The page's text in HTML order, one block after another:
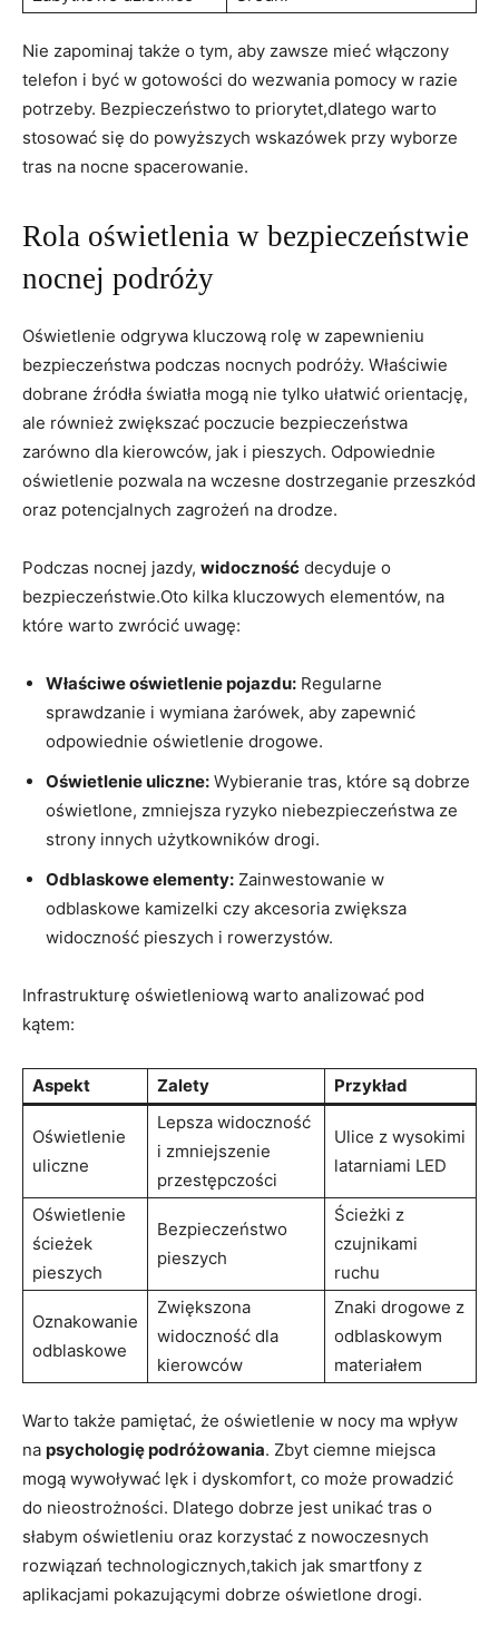
Nie zapominaj ⁢także o tym, aby zawsze mieć włączony
telefon i być w gotowości do wezwania pomocy w razie
potrzeby. Bezpieczeństwo to priorytet,dlatego warto
stosować się ⁢do powyższych wskazówek przy wyborze
tras‌ na nocne spacerowanie.
Rola oświetlenia w bezpieczeństwie
nocnej podróży
Oświetlenie odgrywa kluczową rolę w zapewnieniu
bezpieczeństwa podczas nocnych podróży. Właściwie‍
dobrane źródła światła mogą nie tylko ułatwić orientację,
ale również zwiększać poczucie bezpieczeństwa
zarówno dla kierowców, jak i pieszych. Odpowiednie
oświetlenie pozwala na wczesne dostrzeganie przeszkód
oraz potencjalnych‍ zagrożeń na drodze.
Podczas nocnej jazdy, widoczność decyduje o
bezpieczeństwie.Oto kilka ⁢kluczowych elementów, na
które warto‌ zwrócić uwagę:
Właściwe oświetlenie pojazdu: Regularne
sprawdzanie i wymiana żarówek, aby zapewnić
odpowiednie oświetlenie‍ drogowe.
Oświetlenie uliczne: Wybieranie tras, które są dobrze
oświetlone, ⁢zmniejsza ryzyko niebezpieczeństwa ze
strony innych użytkowników drogi.
Odblaskowe elementy: Zainwestowanie w
odblaskowe kamizelki czy akcesoria‌ zwiększa
widoczność pieszych i rowerzystów.
Infrastrukturę oświetleniową warto analizować pod ​
kątem:
Aspekt Zalety Przykład
Oświetlenie
uliczne
Lepsza widoczność
i zmniejszenie
przestępczości
Ulice z wysokimi
latarniami LED
Oświetlenie
ścieżek
pieszych
Bezpieczeństwo
pieszych
Ścieżki ‍z
czujnikami
ruchu
Oznakowanie
odblaskowe
Zwiększona
widoczność dla
kierowców
Znaki drogowe z
odblaskowym
materiałem
Warto także pamiętać, że oświetlenie ⁢w nocy ma wpływ
na‍ psychologię podróżowania.‌ Zbyt ciemne miejsca
mogą wywoływać lęk i dyskomfort, co może prowadzić
do nieostrożności. Dlatego dobrze jest​ unikać tras o
słabym oświetleniu oraz​ korzystać z ‍nowoczesnych
rozwiązań technologicznych,takich jak smartfony z
aplikacjami pokazującymi dobrze oświetlone drogi.